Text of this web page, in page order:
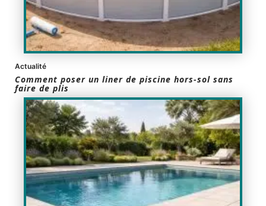
Actualité
Comment poser un liner de piscine hors-sol sans
faire de plis